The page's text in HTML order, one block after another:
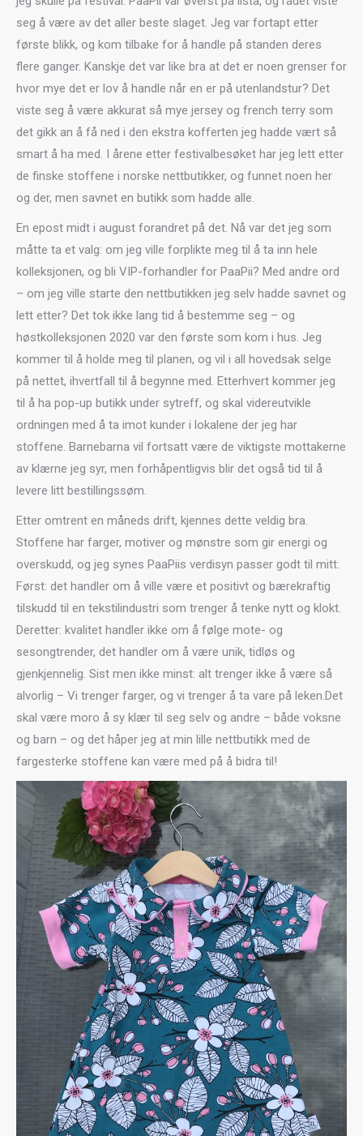
seg å være av det aller beste slaget. Jeg var fortapt etter
første blikk, og kom tilbake for å handle på standen deres
flere ganger. Kanskje det var like bra at det er noen grenser for
hvor mye det er lov å handle når en er på utenlandstur? Det
viste seg å være akkurat så mye jersey og french terry som
det gikk an å få ned i den ekstra kofferten jeg hadde vært så
smart å ha med. I årene etter festivalbesøket har jeg lett etter
de finske stoffene i norske nettbutikker, og funnet noen her
og der, men savnet en butikk som hadde alle.
En epost midt i august forandret på det. Nå var det jeg som
måtte ta et valg: om jeg ville forplikte meg til å ta inn hele
kolleksjonen, og bli VIP-forhandler for PaaPii? Med andre ord
– om jeg ville starte den nettbutikken jeg selv hadde savnet og
lett etter? Det tok ikke lang tid å bestemme seg – og
høstkolleksjonen 2020 var den første som kom i hus. Jeg
kommer til å holde meg til planen, og vil i all hovedsak selge
på nettet, ihvertfall til å begynne med. Etterhvert kommer jeg
til å ha pop-up butikk under sytreff, og skal videreutvikle
ordningen med å ta imot kunder i lokalene der jeg har
stoffene. Barnebarna vil fortsatt være de viktigste mottakerne
av klærne jeg syr, men forhåpentligvis blir det også tid til å
levere litt bestillingssøm.
Etter omtrent en måneds drift, kjennes dette veldig bra.
Stoffene har farger, motiver og mønstre som gir energi og
overskudd, og jeg synes PaaPiis verdisyn passer godt til mitt:
Først: det handler om å ville være et positivt og bærekraftig
tilskudd til en tekstilindustri som trenger å tenke nytt og klokt.
Deretter: kvalitet handler ikke om å følge mote- og
sesongtrender, det handler om å være unik, tidløs og
gjenkjennelig. Sist men ikke minst: alt trenger ikke å være så
alvorlig – Vi trenger farger, og vi trenger å ta vare på leken.Det
skal være moro å sy klær til seg selv og andre – både voksne
og barn – og det håper jeg at min lille nettbutikk med de
fargesterke stoffene kan være med på å bidra til!